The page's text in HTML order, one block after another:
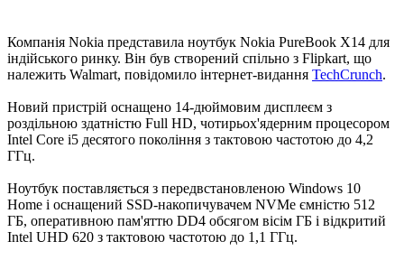
Компанія Nokia представила ноутбук Nokia PureBook X14 для
індійського ринку. Він був створений спільно з Flipkart, що
належить Walmart, повідомило інтернет-видання TechCrunch.
Новий пристрій оснащено 14-дюймовим дисплеєм з
роздільною здатністю Full HD, чотирьох'ядерним процесором
Intel Core i5 десятого покоління з тактовою частотою до 4,2
ГГц.
Ноутбук поставляється з передвстановленою Windows 10
Home і оснащений SSD-накопичувачем NVMe ємністю 512
ГБ, оперативною пам'яттю DD4 обсягом вісім ГБ і відкритий
Intel UHD 620 з тактовою частотою до 1,1 ГГц.